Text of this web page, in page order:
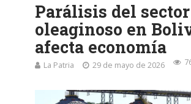
Parálisis del sector
oleaginoso en
afecta economía
La Patria 29 de mayo de 2026